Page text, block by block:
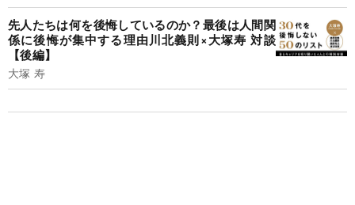
先人たちは何を後悔しているのか？最後は人間関
係に後悔が集中する理由川北義則×大塚寿 対談
【後編】
大塚 寿